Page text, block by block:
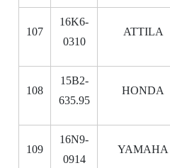
107
16K6-
0310
ATTILA
108
15B2-
635.95
HONDA
109
16N9-
0914
YAMAHA